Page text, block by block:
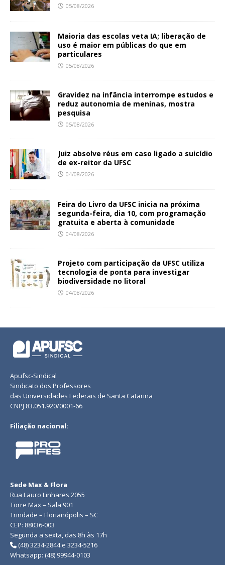
05/08/2026
Maioria das escolas veta IA; liberação de
uso é maior em públicas do que em
particulares
05/08/2026
Gravidez na infância interrompe estudos e
reduz autonomia de meninas, mostra
pesquisa
05/08/2026
Juiz absolve réus em caso ligado a suicídio
de ex-reitor da UFSC
04/08/2026
Feira do Livro da UFSC inicia na próxima
segunda-feira, dia 10, com programação
gratuita e aberta à comunidade
04/08/2026
Projeto com participação da UFSC utiliza
tecnologia de ponta para investigar
biodiversidade no litoral
04/08/2026
Apufsc-Sindical
Sindicato dos Professores
das Universidades Federais de Santa Catarina
CNPJ 83.051.920/0001-66
Filiação nacional:
Sede Max & Flora
Rua Lauro Linhares 2055
Torre Max – Sala 901
Trindade – Florianópolis – SC
CEP: 88036-003
Segunda a sexta, das 8h às 17h
(48) 3234-2844 e 3234-5216
Whatsapp: (48) 99944-0103